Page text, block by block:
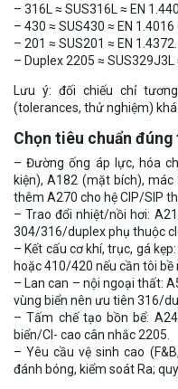
– 316L ≈ SUS316L ≈ EN
– 430 ≈ SUS430 ≈ EN 1.4016
– 201 ≈ SUS201 ≈ EN 1.4372.
– Duplex 2205 ≈ SUS329J3L
Lưu ý: đối chiếu chỉ
(tolerances, thử nghiệm)
Chọn tiêu chuẩn
– Đường ống áp lực, hóa
kiện), A182 (mặt bích),
thêm A270 cho hệ CIP/SIP
– Trao đổi nhiệt/nồi hơi:
304/316/duplex phụ thuộc
– Kết cấu cơ khí, trục, gá
hoặc 410/420 nếu cần tôi bề
– Lan can – nội ngoại thất:
vùng biển nên ưu tiên 316/
– Tấm chế tạo bồn bể:
biển/Cl- cao cân nhắc 2205.
– Yêu cầu vệ sinh cao
đánh bóng, kiểm soát Ra;